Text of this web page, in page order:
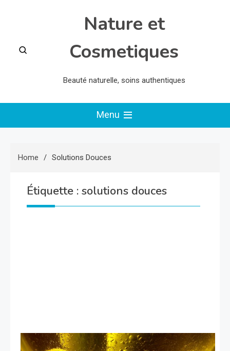
Nature et
Cosmetiques
Beauté naturelle, soins authentiques
Menu
Home Solutions Douces
Étiquette : solutions douces